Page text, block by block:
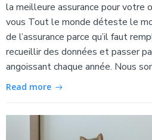
la meilleure assurance pour votre
vous Tout le monde déteste le
de l’assurance parce qu’il faut
recueillir des données et passer
angoissant chaque année. Nous
Read more